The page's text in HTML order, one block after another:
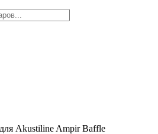
Akustiline Ampir Baffle